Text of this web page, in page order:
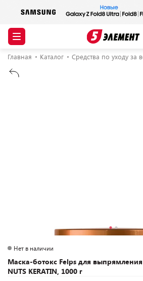
Главная Каталог Средства по уходу за
Маска-ботокс Felps для выпрямления
NUTS KERATIN, 1000 г
Нет в наличии